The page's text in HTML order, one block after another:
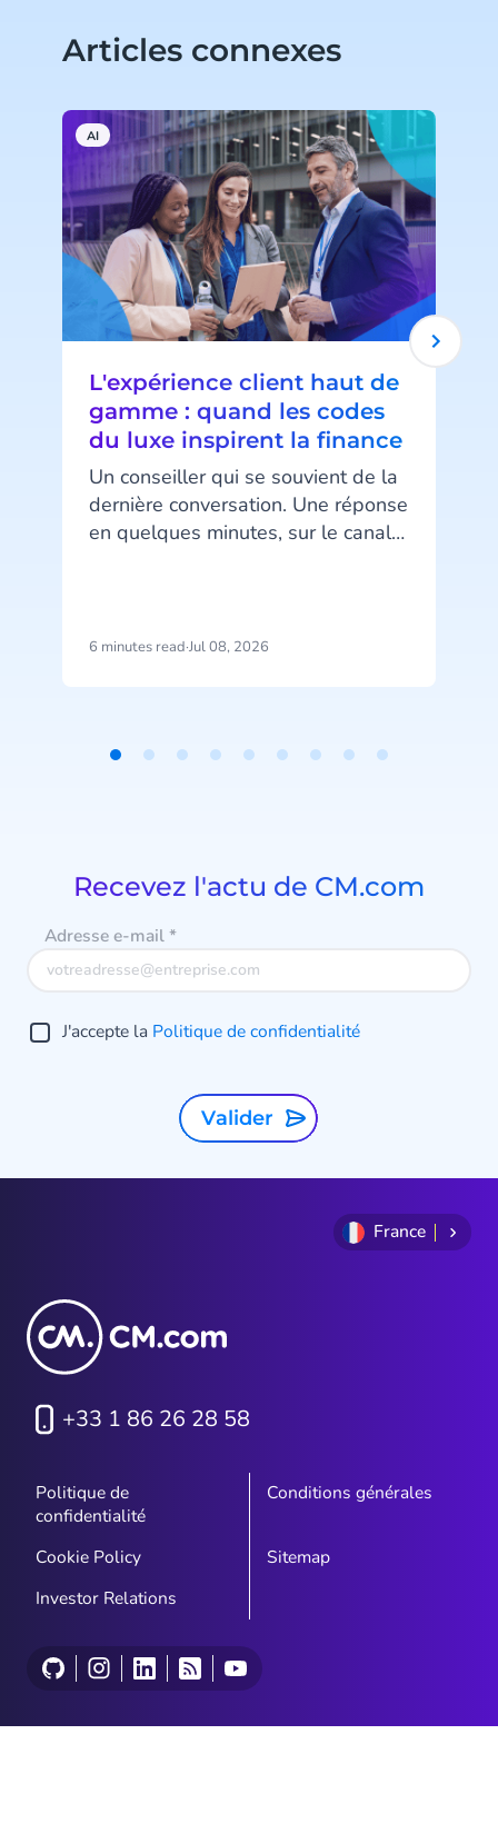
Articles connexes
AI
L'expérience client haut de
gamme : quand les codes
du luxe inspirent la finance
Un conseiller qui se souvient de la
dernière conversation. Une réponse
en quelques minutes, sur le canal
au luxe, devient pourtant un
6 minutes read·Jul 08, 2026
Recevez l'actu de CM.com
Adresse e-mail*
J'accepte la Politique de confidentialité
Valider
France
+33 1 86 26 28 58
Politique de
confidentialité
Conditions générales
Cookie Policy
Sitemap
Investor Relations